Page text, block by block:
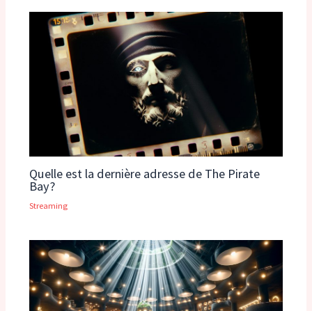
Quelle est la dernière adresse de The Pirate
Bay?
Streaming